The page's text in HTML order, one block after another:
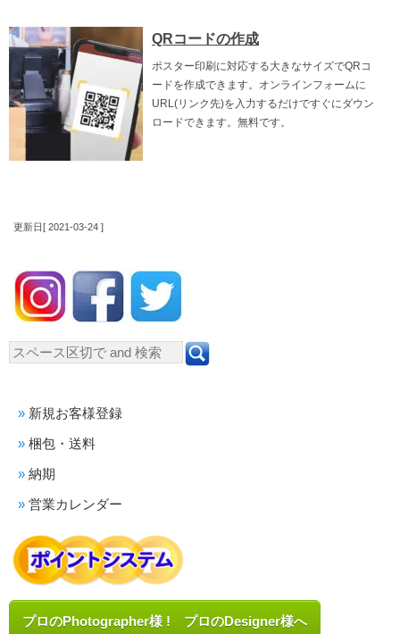
QRコードの作成
ポスター印刷に対応する大きなサイズでQRコ
ードを作成できます。オンラインフォームに
URL(リンク先)を入力するだけですぐにダウン
ロードできます。無料です。
更新日[ 2021-03-24 ]
新規お客様登録
梱包・送料
納期
営業カレンダー
プロのPhotographer様 ! プロのDesigner様へ